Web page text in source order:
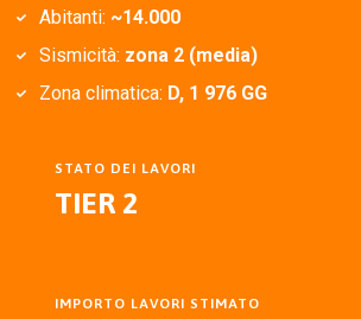
Abitanti: ~14.000
Sismicità: zona 2 (media)
Zona climatica: D, 1 976 GG
STATO DEI LAVORI
TIER 2
IMPORTO LAVORI STIMATO